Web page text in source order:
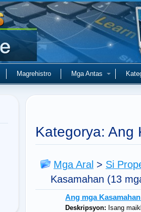
Magrehistro Mga Antas
Kategorya: Ang
Mga Aral > Si
Kasamahan (13
Ang mga
Deskripsyon: Isang